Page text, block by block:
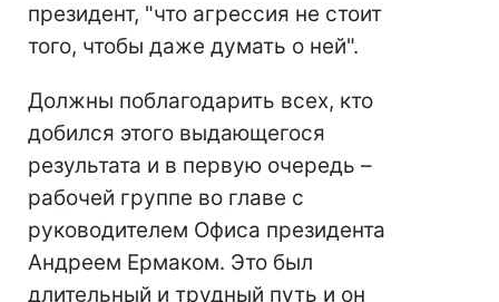
президент, "что агрессия не стоит
того, чтобы даже думать о ней".
Должны поблагодарить всех, кто
добился этого выдающегося
результата и в первую очередь –
рабочей группе во главе с
руководителем Офиса президента
Андреем Ермаком. Это был
длительный и трудный путь и он